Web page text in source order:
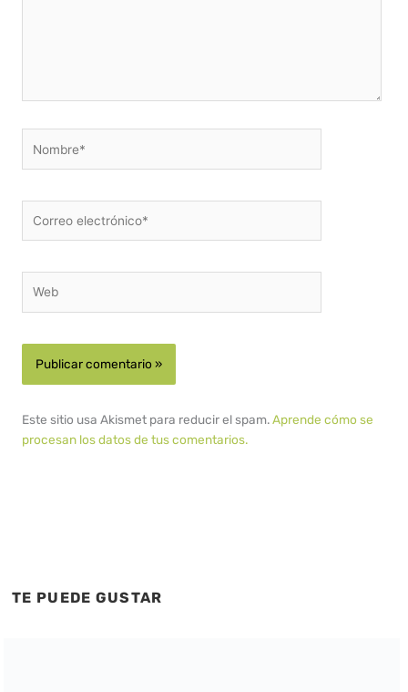
electrónico*
Este sitio usa Akismet para reducir el spam.Aprende cómo se
procesan los datos de tus comentarios.
TE PUEDE GUSTAR